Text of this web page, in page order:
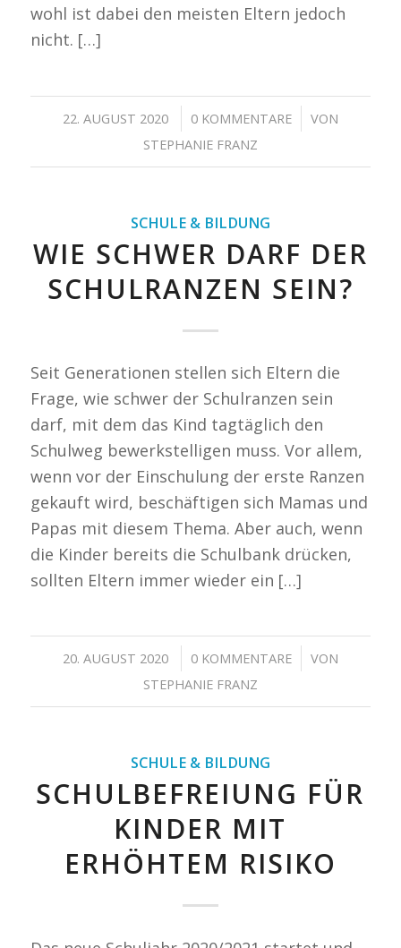
wohl ist dabei den meisten Eltern jedoch
nicht. […]
22. AUGUST 2020
/ 0 KOMMENTARE
/
VON
STEPHANIE FRANZ
SCHULE & BILDUNG
WIE SCHWER DARF DER
SCHULRANZEN SEIN?
Seit Generationen stellen sich Eltern die
Frage, wie schwer der Schulranzen sein
darf, mit dem das Kind tagtäglich den
Schulweg bewerkstelligen muss. Vor allem,
wenn vor der Einschulung der erste Ranzen
gekauft wird, beschäftigen sich Mamas und
Papas mit diesem Thema. Aber auch, wenn
die Kinder bereits die Schulbank drücken,
sollten Eltern immer wieder ein […]
20. AUGUST 2020
/ 0 KOMMENTARE
/
VON
STEPHANIE FRANZ
SCHULE & BILDUNG
SCHULBEFREIUNG FÜR
KINDER MIT
ERHÖHTEM RISIKO